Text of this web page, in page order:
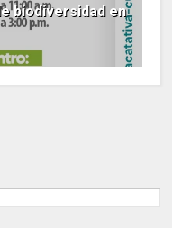
biodiversidad en